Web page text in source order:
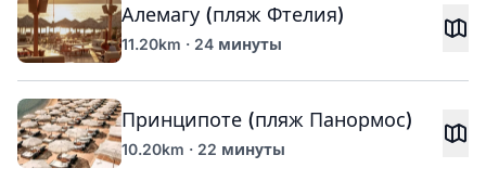
Алемагу (пляж Фтелия)
11.20km · 24 минуты
Принципоте (пляж Панормос)
10.20km · 22 минуты